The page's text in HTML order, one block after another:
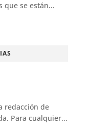
que se están...
redacción de
Para cualquier...